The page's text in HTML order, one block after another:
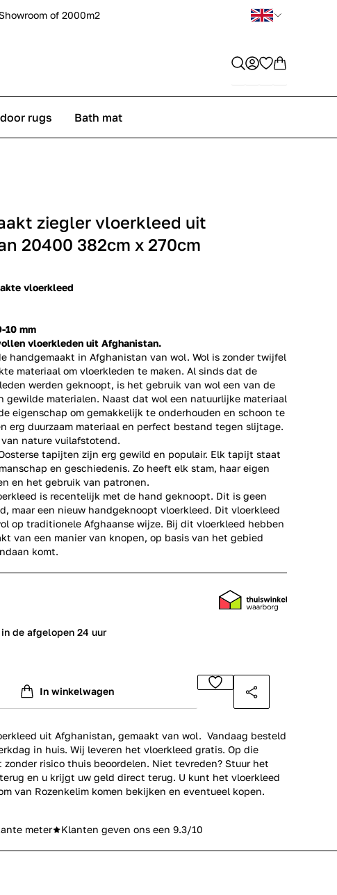
Showroom of 2000m2
rugs Bath mat
ziegler vloerkleed uit
20400 382cm x 270cm
vloerkleed
10 mm
vloerkleden uit Afghanistan.
handgemaakt in Afghanistan van wol. Wol is zonder twijfel
materiaal om vloerkleden te maken. Al sinds dat de
werden geknoopt, is het gebruik van wol een van de
gewilde materialen. Naast dat wol een natuurlijke materiaal
eigenschap om gemakkelijk te onderhouden en schoon te
erg duurzaam materiaal en perfect bestand tegen slijtage.
van nature vuilafstotend.
tapijten zijn erg gewild en populair. Elk tapijt staat
en geschiedenis. Zo heeft elk stam, haar eigen
en het gebruik van patronen.
is recentelijk met de hand geknoopt. Dit is geen
maar een nieuw handgeknoopt vloerkleed. Dit vloerkleed
op traditionele Afghaanse wijze. Bij dit vloerkleed hebben
van een manier van knopen, op basis van het gebied
komt.
de afgelopen 24 uur
In winkelwagen
uit Afghanistan, gemaakt van wol. Vandaag besteld
in huis. Wij leveren het vloerkleed gratis. Op die
zonder risico thuis beoordelen. Niet tevreden? Stuur het
en u krijgt uw geld direct terug. U kunt het vloerkleed
van Rozenkelim komen bekijken en eventueel kopen.
meter Klanten geven ons een 9.3/10